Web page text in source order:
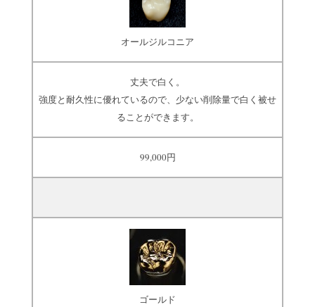
オールジルコニア
丈夫で白く。
強度と耐久性に優れているので、少ない削除量で白く被せ
ることができます。
99,000円
ゴールド